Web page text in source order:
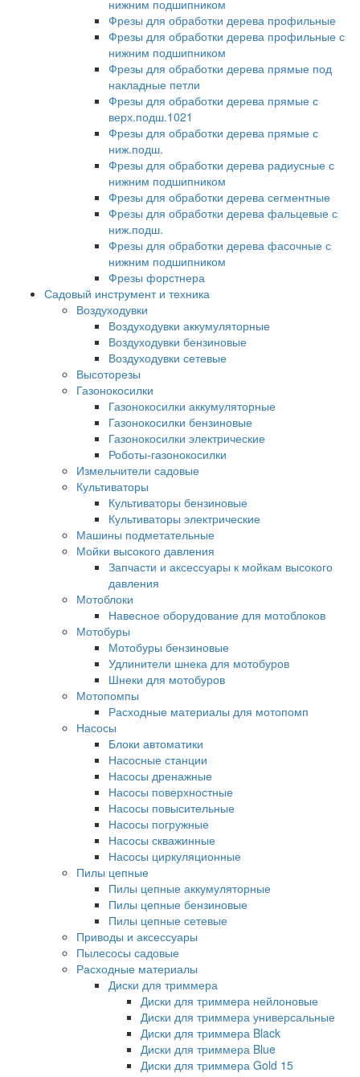
нижним подшипником
Фрезы для обработки дерева профильные
Фрезы для обработки дерева профильные с
нижним подшипником
Фрезы для обработки дерева прямые под
накладные петли
Фрезы для обработки дерева прямые с
верх.подш.1021
Фрезы для обработки дерева прямые с
ниж.подш.
Фрезы для обработки дерева радиусные с
нижним подшипником
Фрезы для обработки дерева сегментные
Фрезы для обработки дерева фальцевые с
ниж.подш.
Фрезы для обработки дерева фасочные с
нижним подшипником
Фрезы форстнера
Садовый инструмент и техника
Воздуходувки
Воздуходувки аккумуляторные
Воздуходувки бензиновые
Воздуходувки сетевые
Высоторезы
Газонокосилки
Газонокосилки аккумуляторные
Газонокосилки бензиновые
Газонокосилки электрические
Роботы-газонокосилки
Измельчители садовые
Культиваторы
Культиваторы бензиновые
Культиваторы электрические
Машины подметательные
Мойки высокого давления
Запчасти и аксессуары к мойкам высокого
давления
Мотоблоки
Навесное оборудование для мотоблоков
Мотобуры
Мотобуры бензиновые
Удлинители шнека для мотобуров
Шнеки для мотобуров
Мотопомпы
Расходные материалы для мотопомп
Насосы
Блоки автоматики
Насосные станции
Насосы дренажные
Насосы поверхностные
Насосы повысительные
Насосы погружные
Насосы скважинные
Насосы циркуляционные
Пилы цепные
Пилы цепные аккумуляторные
Пилы цепные бензиновые
Пилы цепные сетевые
Приводы и аксессуары
Пылесосы садовые
Расходные материалы
Диски для триммера
Диски для триммера нейлоновые
Диски для триммера универсальные
Диски для триммера Black
Диски для триммера Blue
Диски для триммера Gold 15